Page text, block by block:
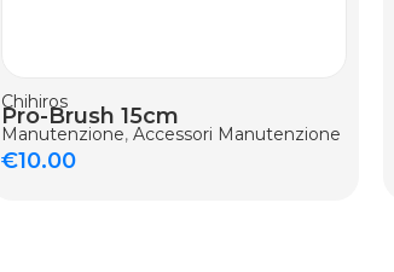
Chihiros
Pro-Brush 15cm
Manutenzione, Accessori Manutenzione
€10.00